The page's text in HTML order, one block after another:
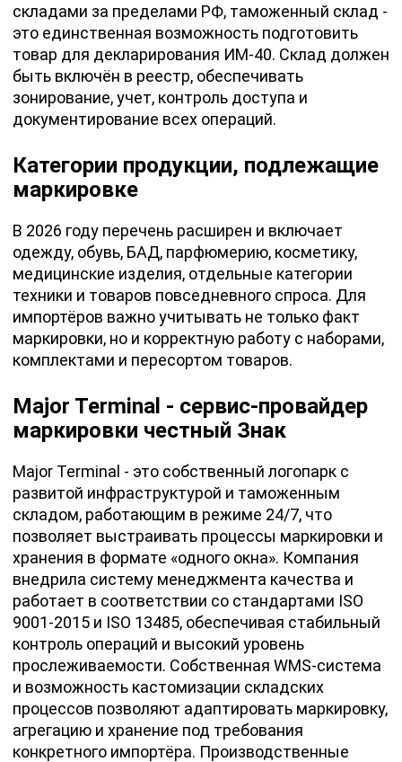
складами за пределами РФ, таможенный склад -
это единственная возможность подготовить
товар для декларирования ИМ-40. Склад должен
быть включён в реестр, обеспечивать
зонирование, учет, контроль доступа и
документирование всех операций.
Категории продукции, подлежащие
маркировке
В 2026 году перечень расширен и включает
одежду, обувь, БАД, парфюмерию, косметику,
медицинские изделия, отдельные категории
техники и товаров повседневного спроса. Для
импортёров важно учитывать не только факт
маркировки, но и корректную работу с наборами,
комплектами и пересортом товаров.
Major Terminal - сервис-провайдер
маркировки честный Знак
Major Terminal - это собственный логопарк с
развитой инфраструктурой и таможенным
складом, работающим в режиме 24/7, что
позволяет выстраивать процессы маркировки и
хранения в формате «одного окна». Компания
внедрила систему менеджмента качества и
работает в соответствии со стандартами ISO
9001-2015 и ISO 13485, обеспечивая стабильный
контроль операций и высокий уровень
прослеживаемости. Собственная WMS-система
и возможность кастомизации складских
процессов позволяют адаптировать маркировку,
агрегацию и хранение под требования
конкретного импортёра. Производственные